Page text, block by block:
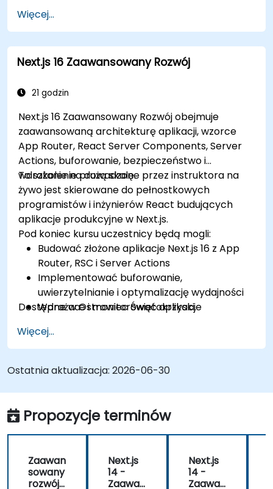
Stosować najlepsze praktyki dotyczące
wydajności, skalowalności i SEO.
Skutecznie rozwiązywać typowe problemy w
aplikacjach Next.js.
Więcej...
Next.js 16 Zaawansowany Rozwój
21 godzin
Next.js 16 Zaawansowany Rozwój obejmuje
zaawansowaną architekturę aplikacji, wzorce
App Router, React Server Components, Server
Actions, buforowanie, bezpieczeństwo i
wdrażanie na dużą skalę.
To szkolenie prowadzone przez instruktora na
żywo jest skierowane do pełnostkowych
programistów i inżynierów React budujących
aplikacje produkcyjne w Next.js.
Pod koniec kursu uczestnicy będą mogli:
Budować złożone aplikacje Next.js 16 z App
Router, RSC i Server Actions
Implementować buforowanie,
uwierzytelnianie i optymalizację wydajności
Wdrażaæ i monitorować aplikacje
Dostępne w Ostrowiec Świętokrzyski.
Więcej...
Ostatnia aktualizacja: 2026-06-30
Propozycje terminów
Zaawan
sowany
rozwój
Next.js
14 -
Zaawan
Next.js
14 -
Zaawan